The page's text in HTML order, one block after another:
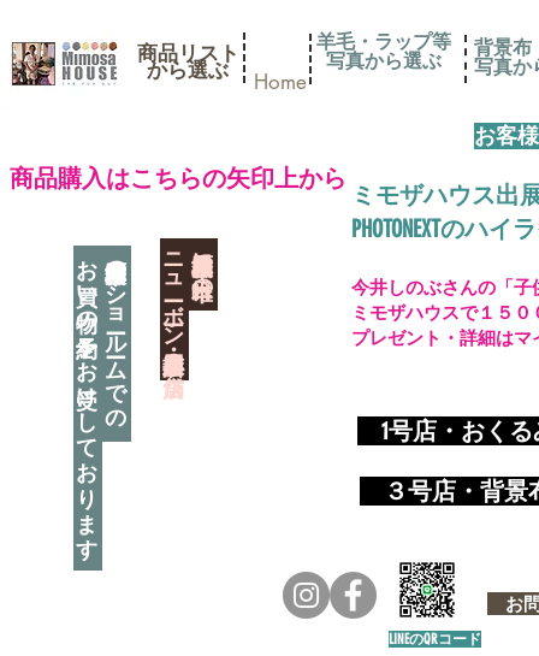
商品リスト
​から選ぶ Home
​商品購入はこちらの矢印上から
神奈川県相模原市に日本唯一の
​ニューボーン撮影用小道具店・３店舗
羊毛・ラップ等
写真から選ぶ
背景布
写真か
お客
ミモザハウス出
PHOTONEXTのハ
神奈川県相模原市のショールームでの
お買い物の予約をお受けしております 1号店・おく
​ ３号店・背
お
今井しのぶさんの「
ミモザハウスで１５
プレゼント・詳細は
LINEのQRコード